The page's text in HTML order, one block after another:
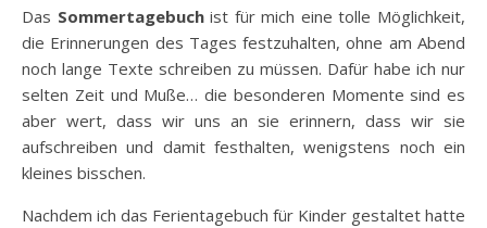
Das Sommertagebuchist für mich eine tolle Möglichkeit,
die Erinnerungen des Tages festzuhalten, ohne am Abend
noch lange Texte schreiben zu müssen. Dafür habe ich nur
selten Zeit und Muße… die besonderen Momente sind es
aber wert, dass wir uns an sie erinnern, dass wir sie
aufschreiben und damit festhalten, wenigstens noch ein
kleines bisschen.
Nachdem ich das Ferientagebuch für Kinder gestaltet hatte